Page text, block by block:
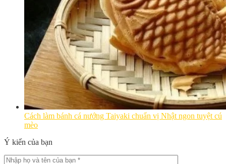
Cách làm bánh cá nướng Taiyaki chuẩn vị Nhật ngon tuyệt cú
mèo
Ý kiến của bạn